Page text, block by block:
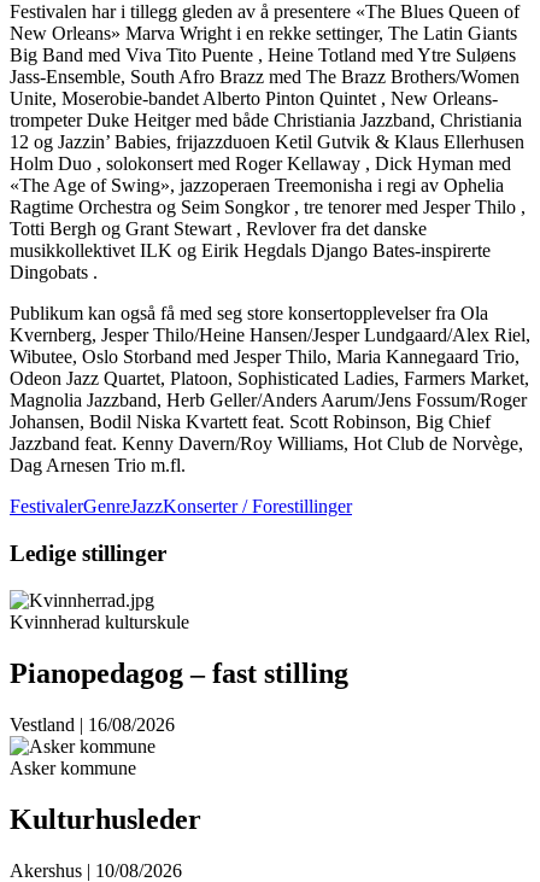
Festivalen har i tillegg gleden av å presentere «The Blues Queen of
New Orleans» Marva Wright i en rekke settinger, The Latin Giants
Big Band med Viva Tito Puente , Heine Totland med Ytre Suløens
Jass-Ensemble, South Afro Brazz med The Brazz Brothers/Women
Unite, Moserobie-bandet Alberto Pinton Quintet , New Orleans-
trompeter Duke Heitger med både Christiania Jazzband, Christiania
12 og Jazzin’ Babies, frijazzduoen Ketil Gutvik & Klaus Ellerhusen
Holm Duo , solokonsert med Roger Kellaway , Dick Hyman med
«The Age of Swing», jazzoperaen Treemonisha i regi av Ophelia
Ragtime Orchestra og Seim Songkor , tre tenorer med Jesper Thilo ,
Totti Bergh og Grant Stewart , Revlover fra det danske
musikkollektivet ILK og Eirik Hegdals Django Bates-inspirerte
Dingobats .
Publikum kan også få med seg store konsertopplevelser fra Ola
Kvernberg, Jesper Thilo/Heine Hansen/Jesper Lundgaard/Alex Riel,
Wibutee, Oslo Storband med Jesper Thilo, Maria Kannegaard Trio,
Odeon Jazz Quartet, Platoon, Sophisticated Ladies, Farmers Market,
Magnolia Jazzband, Herb Geller/Anders Aarum/Jens Fossum/Roger
Johansen, Bodil Niska Kvartett feat. Scott Robinson, Big Chief
Jazzband feat. Kenny Davern/Roy Williams, Hot Club de Norvège,
Dag Arnesen Trio m.fl.
FestivalerGenreJazzKonserter / Forestillinger
Ledige stillinger
Kvinnherad kulturskule
Pianopedagog – fast stilling
Vestland | 16/08/2026
Asker kommune
Kulturhusleder
Akershus | 10/08/2026